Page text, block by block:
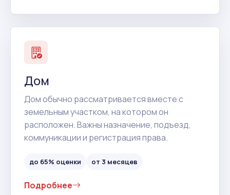
Дом
Дом обычно рассматривается вместе с
земельным участком, на котором он
расположен. Важны назначение, подъезд,
коммуникации и регистрация права.
до 65% оценки от 3 месяцев
Подробнее